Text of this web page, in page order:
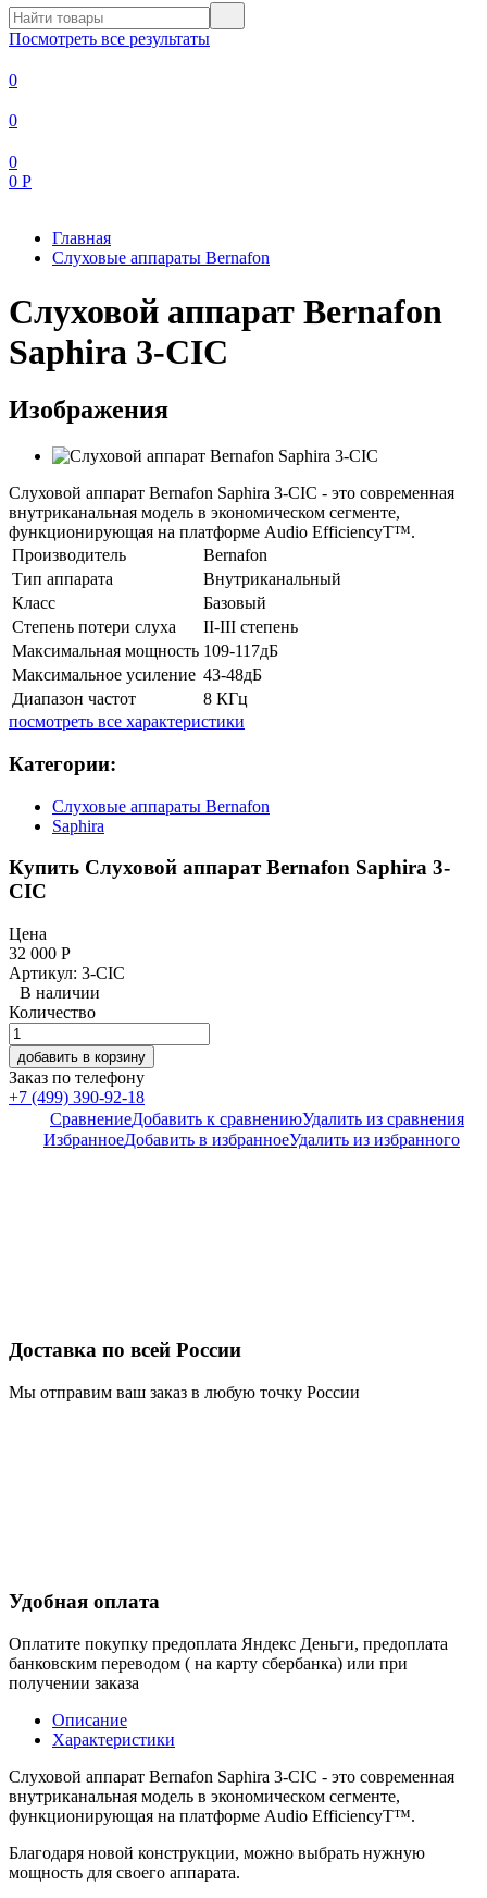
Посмотреть все результаты
0
0
0
0 Р
Главная
Слуховые аппараты Bernafon
Слуховой аппарат Bernafon
Saphira 3-CIC
Изображения
​Слуховой аппарат Bernafon Saphira 3-CIC - это современная
внутриканальная модель в экономическом сегменте,
функционирующая на платформе Audio EfficiencyT™.
Производитель
Bernafon
Тип аппарата
Внутриканальный
Класс
Базовый
Степень потери слуха
II-III степень
Максимальная мощность 109-117дБ
Максимальное усиление 43-48дБ
Диапазон частот
8 КГц
посмотреть все характеристики
Категории:
Слуховые аппараты Bernafon
Saphira
Купить Слуховой аппарат Bernafon Saphira 3-
CIC
Цена
32 000 Р
Артикул: 3-CIC
В наличии
Количество
добавить в корзину
Заказ по телефону
+7 (499) 390-92-18
СравнениеДобавить к сравнениюУдалить из сравнения
ИзбранноеДобавить в избранноеУдалить из избранного
Доставка по всей России
Мы отправим ваш заказ в любую точку России
Удобная оплата
Оплатите покупку предоплата Яндекс Деньги, предоплата
банковским переводом ( на карту сбербанка) или при
получении заказа
Описание
Характеристики
Слуховой аппарат Bernafon Saphira 3-CIC - это современная
внутриканальная модель в экономическом сегменте,
функционирующая на платформе Audio EfficiencyT™.
Благодаря новой конструкции, можно выбрать нужную
мощность для своего аппарата.